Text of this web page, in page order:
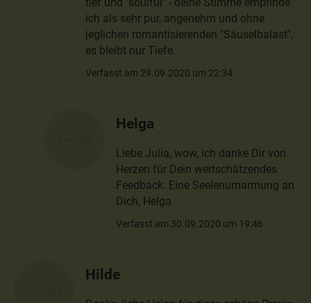
ich als sehr pur, angenehm und ohne
jeglichen romantisierenden "Säuselbalast",
es bleibt nur Tiefe.
Verfasst am 29.09.2020 um 22:34
Helga
Liebe Julia, wow, ich danke Dir von
Herzen für Dein wertschätzendes
Feedback. Eine Seelenumarmung an
Dich, Helga
Verfasst am 30.09.2020 um 19:46
Hilde